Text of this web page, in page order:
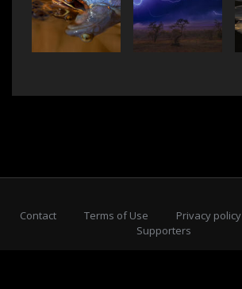
Contact Terms of Use Privacy policy
Supporters